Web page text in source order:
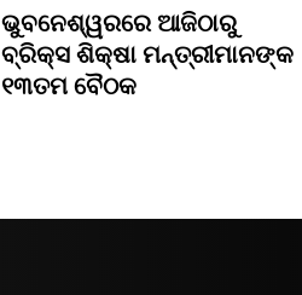
ଭୁବନେଶ୍ୱରରେ ଆଜିଠାରୁ
ବ୍ରିକ୍ସ ଶିକ୍ଷା ମନ୍ତ୍ରୀମାନଙ୍କ
୧୩ତମ ବୈଠକ